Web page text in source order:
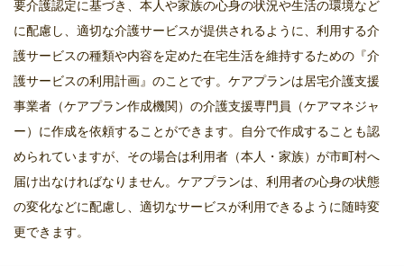
要介護認定に基づき、本人や家族の心身の状況や生活の環境など
に配慮し、適切な介護サービスが提供されるように、利用する介
護サービスの種類や内容を定めた在宅生活を維持するための『介
護サービスの利用計画』のことです。ケアプランは居宅介護支援
事業者（ケアプラン作成機関）の介護支援専門員（ケアマネジャ
ー）に作成を依頼することができます。自分で作成することも認
められていますが、その場合は利用者（本人・家族）が市町村へ
届け出なければなりません。ケアプランは、利用者の心身の状態
の変化などに配慮し、適切なサービスが利用できるように随時変
更できます。